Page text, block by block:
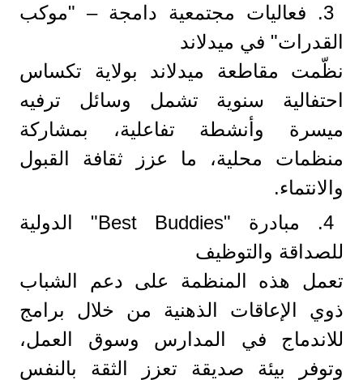
3. فعاليات مجتمعية دامجة – "موكب
القدرات" في ميدلاند
نظّمت مقاطعة ميدلاند بولاية تكساس
احتفالية سنوية تشمل وسائل ترفيه
ميسرة وأنشطة تفاعلية، بمشاركة
منظمات محلية، ما عزز ثقافة القبول
والانتماء.
4. مبادرة "Best Buddies" الدولية
للصداقة والتوظيف
تعمل هذه المنظمة على دعم الشباب
ذوي الإعاقات الذهنية من خلال برامج
للاندماج في المدارس وسوق العمل،
وتوفر بيئة صديقة تعزز الثقة بالنفس